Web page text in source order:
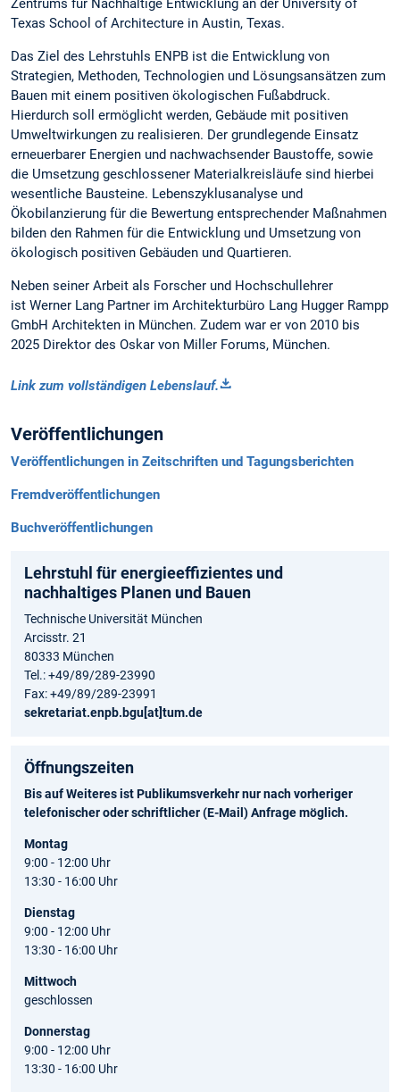
Zentrums für Nachhaltige Entwicklung an der University of
Texas School of Architecture in Austin, Texas.
Das Ziel des Lehrstuhls ENPB ist die Entwicklung von
Strategien, Methoden, Technologien und Lösungsansätzen zum
Bauen mit einem positiven ökologischen Fußabdruck.
Hierdurch soll ermöglicht werden, Gebäude mit positiven
Umweltwirkungen zu realisieren. Der grundlegende Einsatz
erneuerbarer Energien und nachwachsender Baustoffe, sowie
die Umsetzung geschlossener Materialkreisläufe sind hierbei
wesentliche Bausteine. Lebenszyklusanalyse und
Ökobilanzierung für die Bewertung entsprechender Maßnahmen
bilden den Rahmen für die Entwicklung und Umsetzung von
ökologisch positiven Gebäuden und Quartieren.
Neben seiner Arbeit als Forscher und Hochschullehrer
ist Werner Lang Partner im Architekturbüro Lang Hugger Rampp
GmbH Architekten in München. Zudem war er von 2010 bis
2025 Direktor des Oskar von Miller Forums, München.
Link zum vollständigen Lebenslauf.
Veröffentlichungen
Veröffentlichungen in Zeitschriften und Tagungsberichten
Fremdveröffentlichungen
Buchveröffentlichungen
Lehrstuhl für energieeffizientes und
nachhaltiges Planen und Bauen
Technische Universität München
Arcisstr. 21
80333 München
Tel.: +49/89/289-23990
Fax: +49/89/289-23991
sekretariat.enpb.bgu[at]tum.de
Öffnungszeiten
Bis auf Weiteres ist Publikumsverkehr nur nach vorheriger
telefonischer oder schriftlicher (E-Mail) Anfrage möglich.
Montag
9:00 - 12:00 Uhr
13:30 - 16:00 Uhr
Dienstag
9:00 - 12:00 Uhr
13:30 - 16:00 Uhr
Mittwoch
geschlossen
Donnerstag
9:00 - 12:00 Uhr
13:30 - 16:00 Uhr